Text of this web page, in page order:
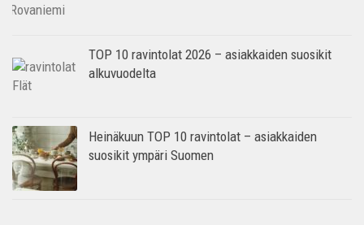
TOP 10 ravintolat 2026 – asiakkaiden suosikit
alkuvuodelta
Heinäkuun TOP 10 ravintolat – asiakkaiden
suosikit ympäri Suomen